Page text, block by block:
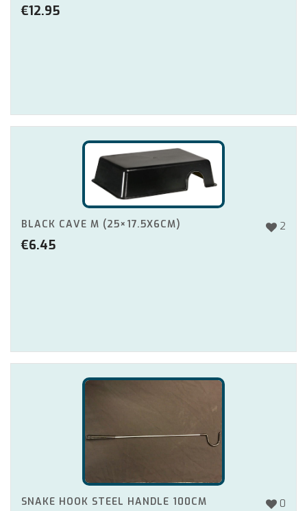
€12.95
2
BLACK CAVE M (25×17.5X6CM)
€6.45
0
SNAKE HOOK STEEL HANDLE 100CM